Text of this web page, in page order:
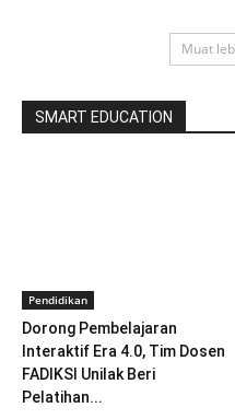
Muat
SMART EDUCATION
Pendidikan
Dorong Pembelajaran
Interaktif Era 4.0, Tim Dosen
FADIKSI Unilak Beri
Pelatihan...